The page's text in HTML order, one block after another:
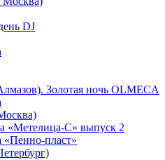
DJ
Золотая ночь OLMECA
«Метелица-С» выпуск 2
«Пенно-пласт»